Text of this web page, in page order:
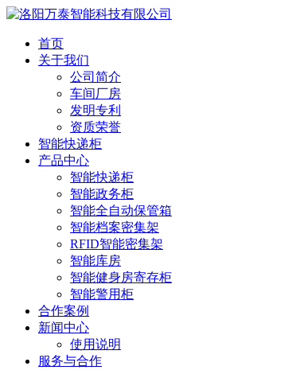
首页
关于我们
公司简介
车间厂房
发明专利
资质荣誉
智能快递柜
产品中心
智能快递柜
智能政务柜
智能全自动保管箱
智能档案密集架
RFID智能密集架
智能库房
智能健身房寄存柜
智能警用柜
合作案例
新闻中心
使用说明
服务与合作